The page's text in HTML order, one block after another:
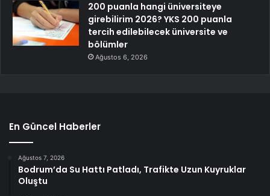
200 puanla hangi üniversiteye
girebilirim 2026? YKS 200 puanla
tercih edilebilecek üniversite ve
bölümler
Ağustos 6, 2026
En Güncel Haberler
Ağustos 7, 2026
Bodrum’da Su Hattı Patladı, Trafikte Uzun Kuyruklar
Oluştu